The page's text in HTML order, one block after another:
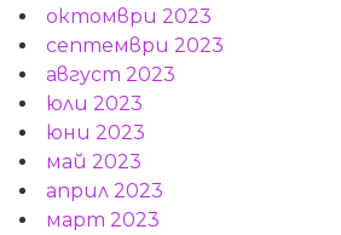
октомври 2023
септември 2023
август 2023
юли 2023
юни 2023
май 2023
април 2023
март 2023